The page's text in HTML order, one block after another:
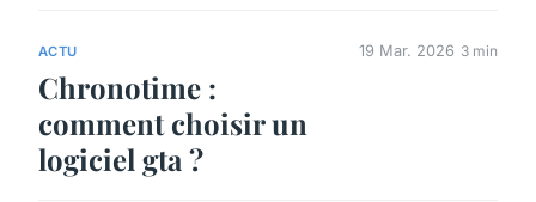
ACTU
Chronotime :
comment choisir un
logiciel gta ?
19 Mar. 2026 3 min